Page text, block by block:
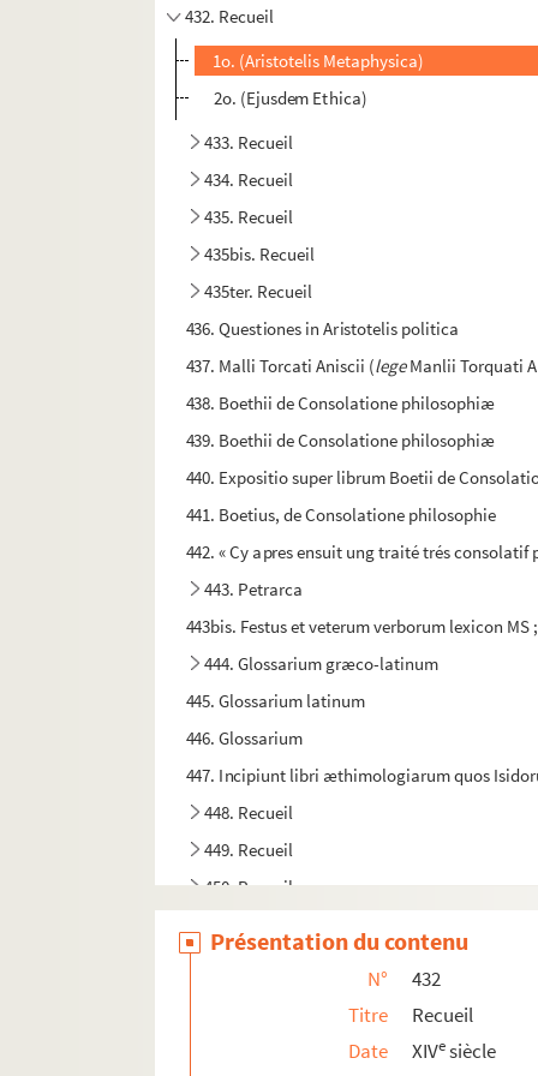
432. Recueil
1o. (Aristotelis Metaphysica)
2o. (Ejusdem Ethica)
433. Recueil
434. Recueil
435. Recueil
435bis. Recueil
435ter. Recueil
436. Questiones in Aristotelis politica
437. Malli Torcati Aniscii (legeManlii Torquati
438. Boethii de Consolatione philosophiæ
439. Boethii de Consolatione philosophiæ
440. Expositio super librum Boetii de
441. Boetius, de Consolatione philosophie
442. « Cy apres ensuit ung traité trés
443. Petrarca
443bis. Festus et veterum verborum lexicon
444. Glossarium græco-latinum
445. Glossarium latinum
446. Glossarium
447. Incipiunt libri æthimologiarum quos
448. Recueil
449. Recueil
450. Recueil
452. Ciceronis de Officiis
Présentation du contenu
N°
432
Titre
Recueil
Date
XIVesiècle